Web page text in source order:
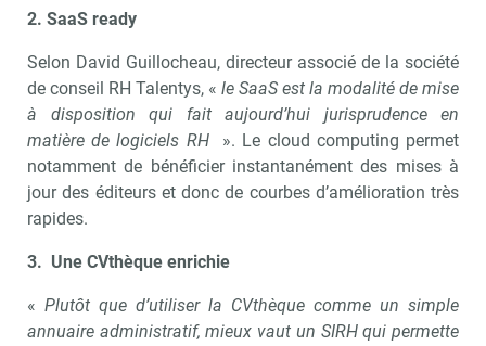
2. SaaS ready
Selon David Guillocheau, directeur associé de la société
de conseil RH Talentys, « le SaaS est la modalité de mise
à disposition qui fait aujourd’hui jurisprudence en
matière de logiciels RH
». Le cloud computing permet
notamment de bénéficier instantanément des mises à
jour des éditeurs et donc de courbes d’amélioration très
rapides.
3. Une CVthèque enrichie
« Plutôt que d’utiliser la CVthèque comme un simple
annuaire administratif, mieux vaut un SIRH qui permette